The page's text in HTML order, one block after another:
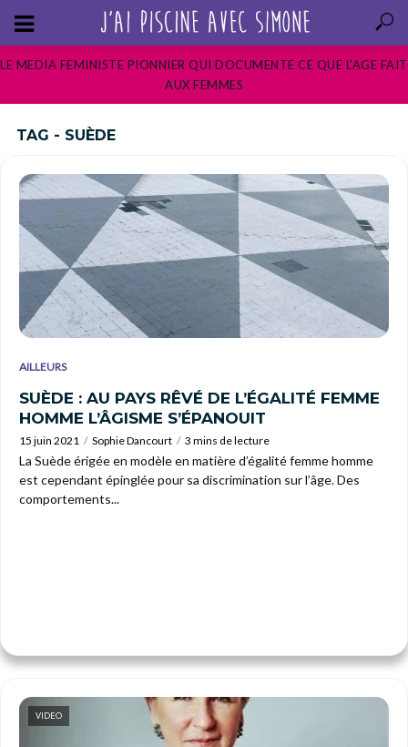
LE MEDIA FEMINISTE PIONNIER QUI DOCUMENTE CE QUE L’AGE FAIT
AUX FEMMES
TAG - SUÈDE
AILLEURS
SUÈDE : AU PAYS RÊVÉ DE L’ÉGALITÉ FEMME
HOMME L’ÂGISME S’ÉPANOUIT
15 juin 2021 Sophie Dancourt 3 mins de lecture
La Suède érigée en modèle en matière d’égalité femme homme
est cependant épinglée pour sa discrimination sur l’âge. Des
comportements...
VIDEO